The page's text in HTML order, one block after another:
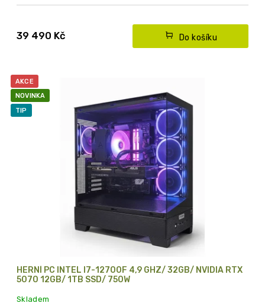
39 490 Kč Do košíku
AKCE
NOVINKA
TIP
HERNÍ PC INTEL I7-12700F 4,9 GHZ/ 32GB/ NVIDIA RTX
5070 12GB/ 1TB SSD/ 750W
Skladem